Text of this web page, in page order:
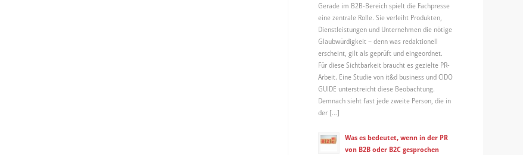
Gerade im B2B-Bereich spielt die Fachpresse
eine zentrale Rolle. Sie verleiht Produkten,
Dienstleistungen und Unternehmen die nötige
Glaubwürdigkeit – denn was redaktionell
erscheint, gilt als geprüft und eingeordnet.
Für diese Sichtbarkeit braucht es gezielte PR-
Arbeit. Eine Studie von it&d business und CIDO
GUIDE unterstreicht diese Beobachtung.
Demnach sieht fast jede zweite Person, die in
der […]
Was es bedeutet, wenn in der PR
von B2B oder B2C gesprochen